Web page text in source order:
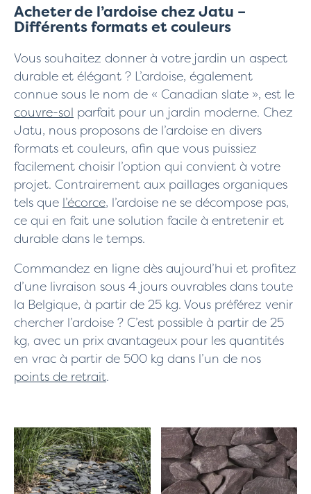
Acheter de l’ardoise chez Jatu –
Différents formats et couleurs
Vous souhaitez donner à votre jardin un aspect
durable et élégant ? L’ardoise, également
connue sous le nom de « Canadian slate », est le
couvre-sol parfait pour un jardin moderne. Chez
Jatu, nous proposons de l’ardoise en divers
formats et couleurs, afin que vous puissiez
facilement choisir l’option qui convient à votre
projet. Contrairement aux paillages organiques
tels que l’écorce, l’ardoise ne se décompose pas,
ce qui en fait une solution facile à entretenir et
durable dans le temps.
Commandez en ligne dès aujourd’hui et profitez
d’une livraison sous 4 jours ouvrables dans toute
la Belgique, à partir de 25 kg. Vous préférez venir
chercher l’ardoise ? C’est possible à partir de 25
kg, avec un prix avantageux pour les quantités
en vrac à partir de 500 kg dans l’un de nos
points de retrait.